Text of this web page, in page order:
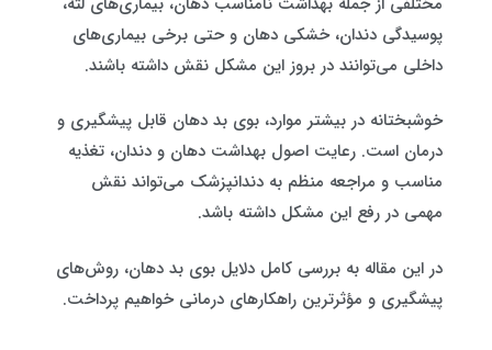
پوسیدگی دندان، خشکی دهان و حتی برخی بیماری‌های
داخلی می‌توانند در بروز این مشکل نقش داشته باشند.
خوشبختانه در بیشتر موارد، بوی بد دهان قابل پیشگیری و
درمان است. رعایت اصول بهداشت دهان و دندان، تغذیه
مناسب و مراجعه منظم به دندانپزشک می‌تواند نقش
مهمی در رفع این مشکل داشته باشد.
در این مقاله به بررسی کامل دلایل بوی بد دهان، روش‌های
پیشگیری و مؤثرترین راهکارهای درمانی خواهیم پرداخت.